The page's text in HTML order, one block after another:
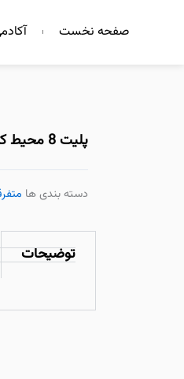
صفحه نخست
پلیت 8 محیط کشت XLD/MAC/SS – کد
دسته بندی ها
توضیحات